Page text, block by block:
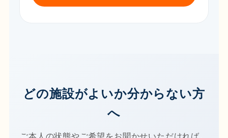
どの施設がよいか分からない方
へ